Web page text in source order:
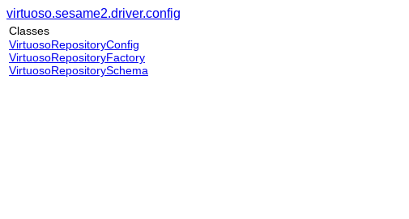
virtuoso.sesame2.driver.config
Classes
VirtuosoRepositoryConfig
VirtuosoRepositoryFactory
VirtuosoRepositorySchema